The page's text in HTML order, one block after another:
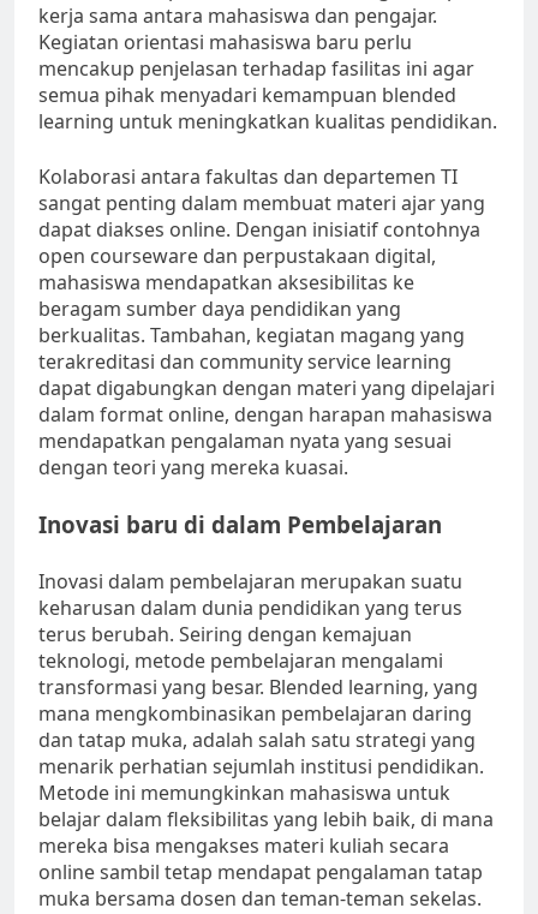
kerja sama antara mahasiswa dan pengajar.
Kegiatan orientasi mahasiswa baru perlu
mencakup penjelasan terhadap fasilitas ini agar
semua pihak menyadari kemampuan blended
learning untuk meningkatkan kualitas pendidikan.
Kolaborasi antara fakultas dan departemen TI
sangat penting dalam membuat materi ajar yang
dapat diakses online. Dengan inisiatif contohnya
open courseware dan perpustakaan digital,
mahasiswa mendapatkan aksesibilitas ke
beragam sumber daya pendidikan yang
berkualitas. Tambahan, kegiatan magang yang
terakreditasi dan community service learning
dapat digabungkan dengan materi yang dipelajari
dalam format online, dengan harapan mahasiswa
mendapatkan pengalaman nyata yang sesuai
dengan teori yang mereka kuasai.
Inovasi baru di dalam Pembelajaran
Inovasi dalam pembelajaran merupakan suatu
keharusan dalam dunia pendidikan yang terus
terus berubah. Seiring dengan kemajuan
teknologi, metode pembelajaran mengalami
transformasi yang besar. Blended learning, yang
mana mengkombinasikan pembelajaran daring
dan tatap muka, adalah salah satu strategi yang
menarik perhatian sejumlah institusi pendidikan.
Metode ini memungkinkan mahasiswa untuk
belajar dalam fleksibilitas yang lebih baik, di mana
mereka bisa mengakses materi kuliah secara
online sambil tetap mendapat pengalaman tatap
muka bersama dosen dan teman-teman sekelas.